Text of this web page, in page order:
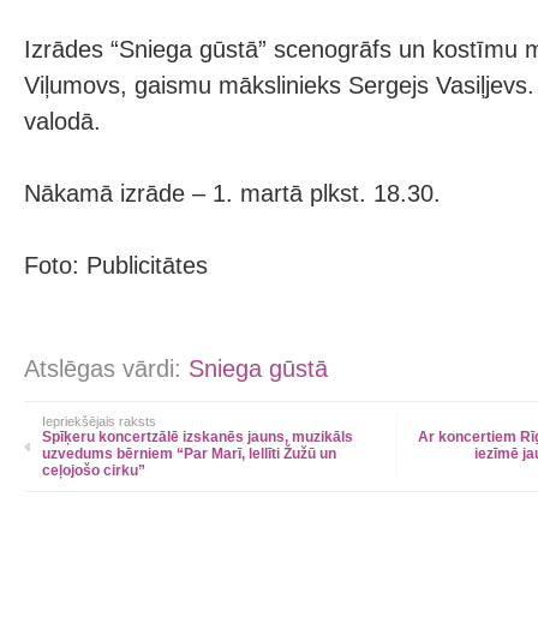
Izrādes “Sniega gūstā” scenogrāfs un kostīmu
Viļumovs, gaismu mākslinieks Sergejs
valodā.
Nākamā izrāde – 1. martā plkst. 18.30.
Foto: Publicitātes
Atslēgas vārdi: Sniega gūstā
Iepriekšējais raksts
Spīķeru koncertzālē izskanēs jauns, muzikāls
uzvedums bērniem “Par Marī, lellīti Žužū un
ceļojošo cirku”
Ar koncertiem
iezīmē